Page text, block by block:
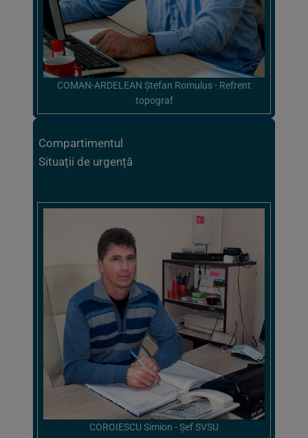
COMAN-ARDELEAN Ștefan Romulus - Refrent
topograf
Compartimentul
Situații de urgență
COROIESCU Simion - Șef SVSU